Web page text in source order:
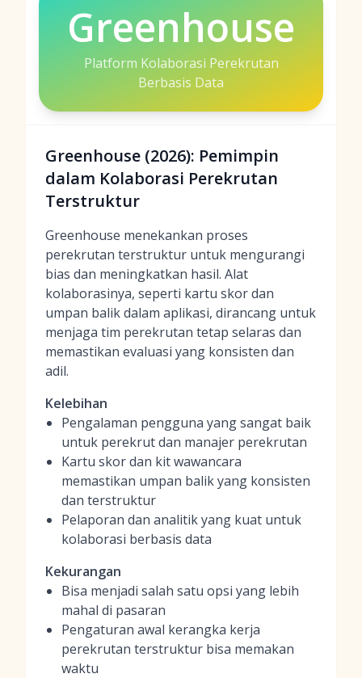
Greenhouse
Platform Kolaborasi Perekrutan
Berbasis Data
Greenhouse (2026): Pemimpin
dalam Kolaborasi Perekrutan
Terstruktur
Greenhouse menekankan proses
perekrutan terstruktur untuk mengurangi
bias dan meningkatkan hasil. Alat
kolaborasinya, seperti kartu skor dan
umpan balik dalam aplikasi, dirancang untuk
menjaga tim perekrutan tetap selaras dan
memastikan evaluasi yang konsisten dan
adil.
Kelebihan
Pengalaman pengguna yang sangat baik
untuk perekrut dan manajer perekrutan
Kartu skor dan kit wawancara
memastikan umpan balik yang konsisten
dan terstruktur
Pelaporan dan analitik yang kuat untuk
kolaborasi berbasis data
Kekurangan
Bisa menjadi salah satu opsi yang lebih
mahal di pasaran
Pengaturan awal kerangka kerja
perekrutan terstruktur bisa memakan
waktu